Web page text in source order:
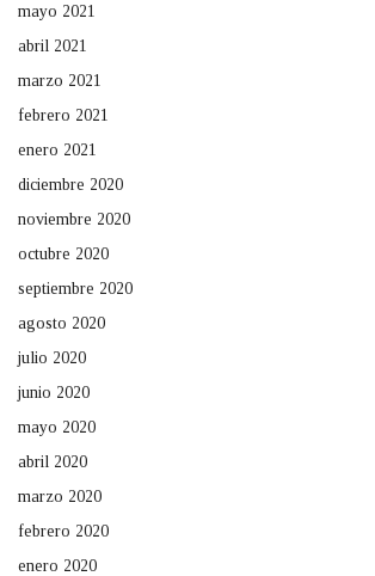
mayo 2021
abril 2021
marzo 2021
febrero 2021
enero 2021
diciembre 2020
noviembre 2020
octubre 2020
septiembre 2020
agosto 2020
julio 2020
junio 2020
mayo 2020
abril 2020
marzo 2020
febrero 2020
enero 2020